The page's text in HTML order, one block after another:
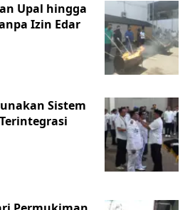
Upal hingga
Izin Edar
Sistem